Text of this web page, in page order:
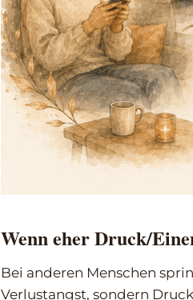
Wenn eher Druck/
Bei anderen Menschen
Verlustangst, sondern